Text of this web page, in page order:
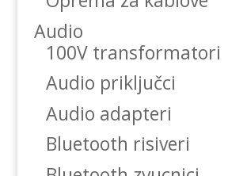
Audio
100V transformatori
Audio priključci
Audio adapteri
Bluetooth risiveri